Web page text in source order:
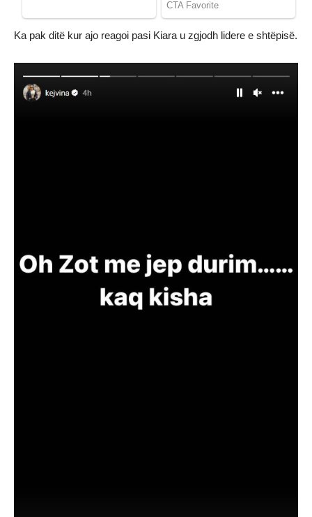
Ka pak ditë kur ajo reagoi pasi Kiara u zgjodh lidere e shtëpisë.